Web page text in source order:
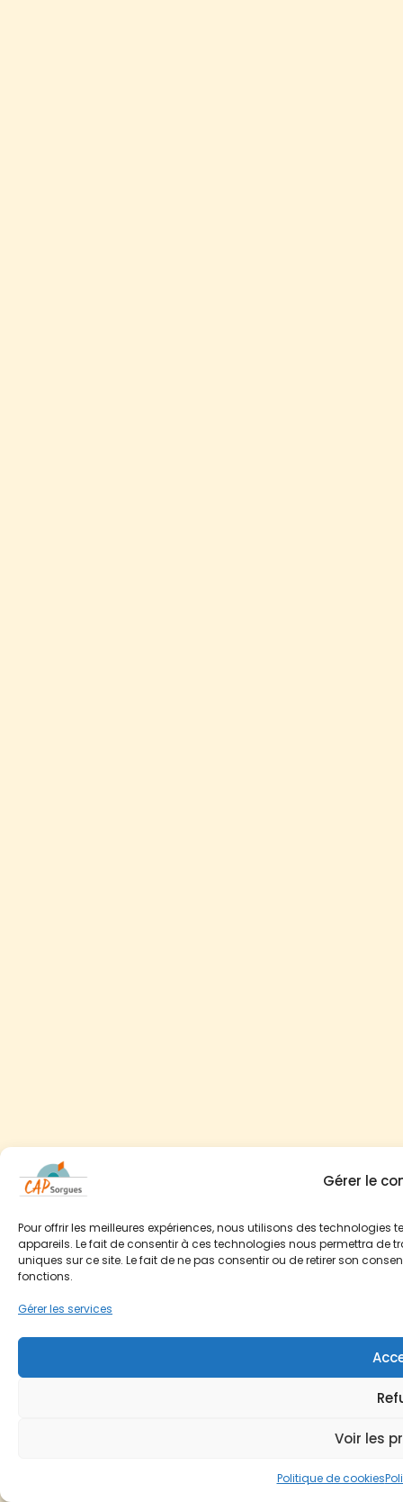
Gérer le
Pour offrir les meilleures expériences, nous utilisons des
appareils. Le fait de consentir à ces technologies nous permettra de
uniques sur ce site. Le fait de ne pas consentir ou de retirer son
fonctions.
Gérer les services
Voir les
Politique de cookies